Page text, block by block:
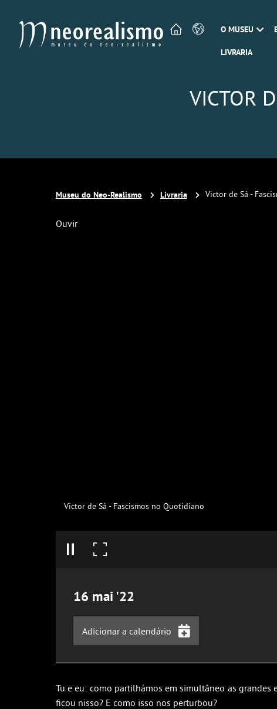
O MUSEU
LIVRARIA
VICTOR
Museu do Neo-Realismo Livraria Victor de Sá -
Ouvir
Victor de Sá - Fascismos no Quotidiano
16 mai '22
Adicionar a calendário
Outlook
Tu e eu: como partilhámos em simultâneo as grandes
ficou nisso? E como isso nos perturbou?